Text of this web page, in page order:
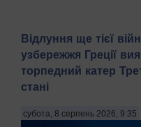
Відлуння ще тієї
узбережжя Греції
торпедний катер
стані
субота, 8 серпень 2026, 9:35